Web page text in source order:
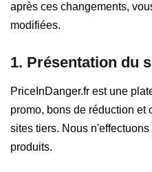
après ces changements,
modifiées.
1. Présentation du
PriceInDanger.fr est une
promo, bons de réduction et
sites tiers. Nous
produits.